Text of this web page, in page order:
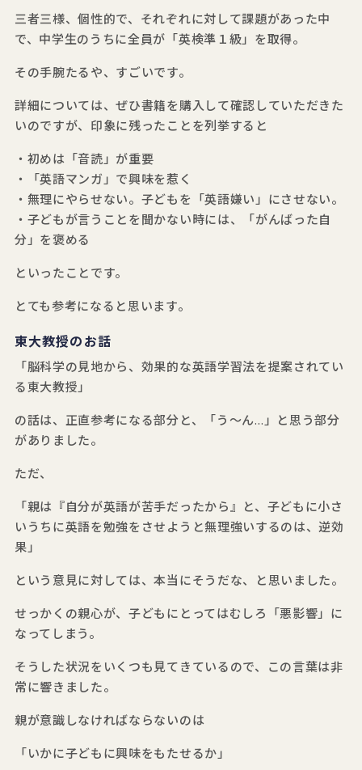
三者三様、個性的で、それぞれに対して課題があった中
で、中学生のうちに全員が「英検準１級」を取得。
その手腕たるや、すごいです。
詳細については、ぜひ書籍を購入して確認していただきた
いのですが、印象に残ったことを列挙すると
・初めは「音読」が重要
・「英語マンガ」で興味を惹く
・無理にやらせない。子どもを「英語嫌い」にさせない。
・子どもが言うことを聞かない時には、「がんばった自
分」を褒める
といったことです。
とても参考になると思います。
東大教授のお話
「脳科学の見地から、効果的な英語学習法を提案されてい
る東大教授」
の話は、正直参考になる部分と、「う～ん…」と思う部分
がありました。
ただ、
「親は『自分が英語が苦手だったから』と、子どもに小さ
いうちに英語を勉強をさせようと無理強いするのは、逆効
果」
という意見に対しては、本当にそうだな、と思いました。
せっかくの親心が、子どもにとってはむしろ「悪影響」に
なってしまう。
そうした状況をいくつも見てきているので、この言葉は非
常に響きました。
親が意識しなければならないのは
「いかに子どもに興味をもたせるか」